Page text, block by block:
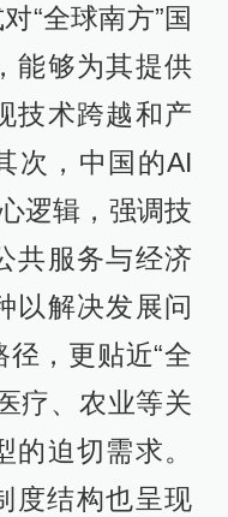
“全球南方”国
能够为其提供
技术跨越和产
次，中国的AI
逻辑，强调技
共服务与经济
以解决发展问
，更贴近“全
疗、农业等关
迫切需求。
度结构也呈现